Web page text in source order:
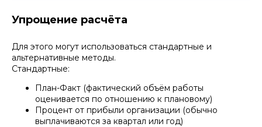
Упрощение расчёта
Для этого могут использоваться стандартные и
альтернативные методы.
Стандартные:
План-Факт (фактический объём работы
оценивается по отношению к плановому)
Процент от прибыли организации (обычно
выплачиваются за квартал или год)
Благодарим юристов Афонин, Божор и
партнёры за грамотную работу по
работников, а расходы понесет только в
случае, если работники достигнут
высоких результатов